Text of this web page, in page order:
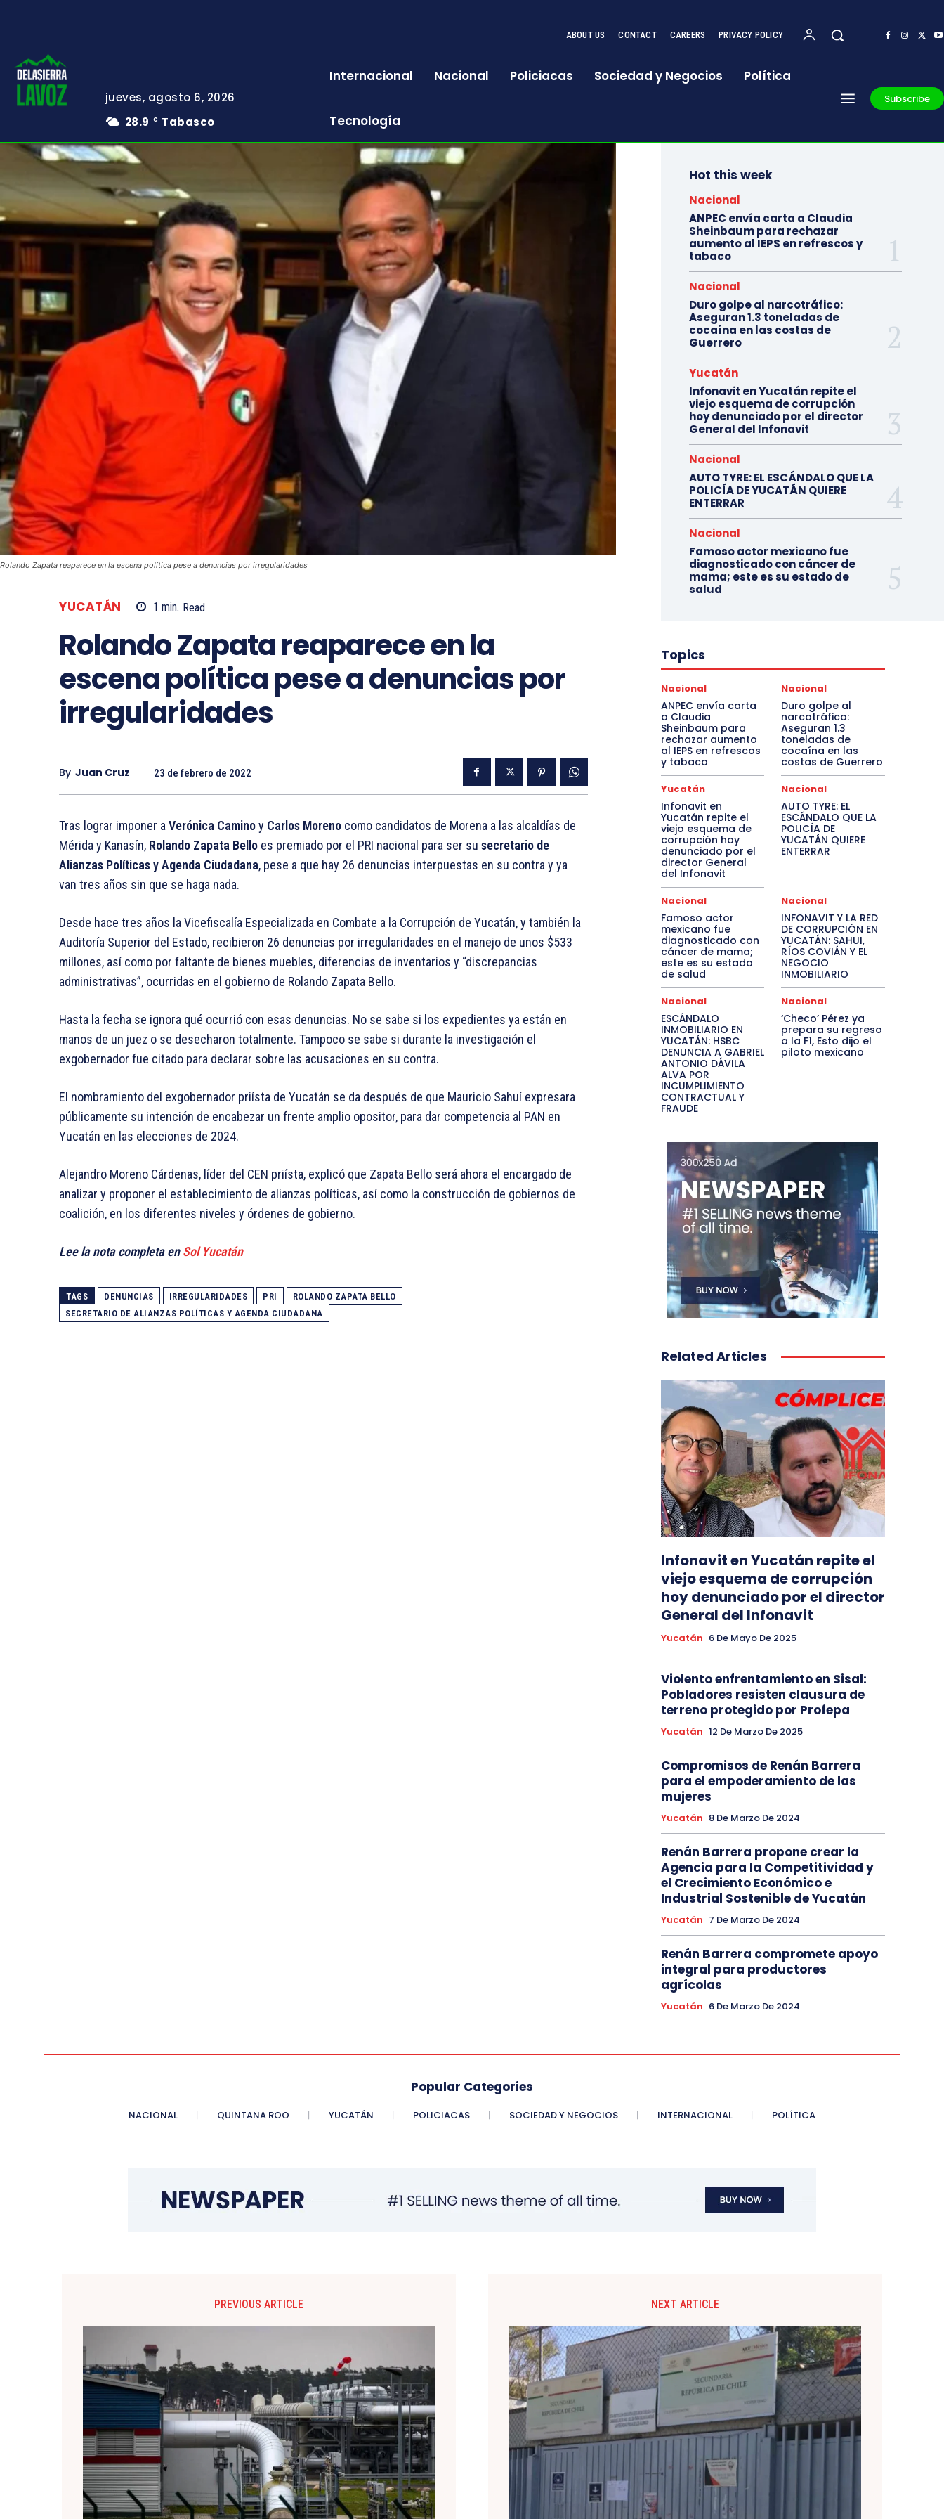
jueves, agosto 6, 2026
28.9
C Tabasco
ABOUT US CONTACT CAREERS PRIVACY POLICY
Internacional Nacional Policiacas Sociedad y Negocios Política
Tecnología
Subscribe
Rolando Zapata reaparece en la escena política pese a denuncias por irregularidades
YUCATÁN 1 min. Read
Rolando Zapata reaparece en la
escena política pese a denuncias por
irregularidades
By Juan Cruz 23 de febrero de 2022
Tras lograr imponer a Verónica Caminoy Carlos Moreno como candidatos de Morena a las alcaldías de
Mérida y Kanasín, Rolando Zapata Bello es premiado por el PRI nacional para ser su secretario de
Alianzas Políticas y Agenda Ciudadana, pese a que hay 26 denuncias interpuestas en su contra y ya
van tres años sin que se haga nada.
Desde hace tres años la Vicefiscalía Especializada en Combate a la Corrupción de Yucatán, y también la
Auditoría Superior del Estado, recibieron 26 denuncias por irregularidades en el manejo de unos $533
millones, así como por faltante de bienes muebles, diferencias de inventarios y “discrepancias
administrativas”, ocurridas en el gobierno de Rolando Zapata Bello.
Hasta la fecha se ignora qué ocurrió con esas denuncias. No se sabe si los expedientes ya están en
manos de un juez o se desecharon totalmente. Tampoco se sabe si durante la investigación el
exgobernador fue citado para declarar sobre las acusaciones en su contra.
El nombramiento del exgobernador priísta de Yucatán se da después de que Mauricio Sahuí expresara
públicamente su intención de encabezar un frente amplio opositor, para dar competencia al PAN en
Yucatán en las elecciones de 2024.
Alejandro Moreno Cárdenas, líder del CEN priísta, explicó que Zapata Bello será ahora el encargado de
analizar y proponer el establecimiento de alianzas políticas, así como la construcción de gobiernos de
coalición, en los diferentes niveles y órdenes de gobierno.
Lee la nota completa enSol Yucatán
TAGS DENUNCIAS IRREGULARIDADES PRI
ROLANDO ZAPATA BELLO
SECRETARIO DE ALIANZAS POLÍTICAS Y AGENDA CIUDADANA
Hot this week
Nacional
ANPEC envía carta a Claudia
Sheinbaum para rechazar
aumento al IEPS en refrescos y
tabaco
Nacional
Duro golpe al narcotráfico:
Aseguran 1.3 toneladas de
cocaína en las costas de
Guerrero
Yucatán
Infonavit en Yucatán repite el
viejo esquema de corrupción
hoy denunciado por el director
General del Infonavit
Nacional
AUTO TYRE: EL ESCÁNDALO QUE LA
POLICÍA DE YUCATÁN QUIERE
ENTERRAR
Nacional
Famoso actor mexicano fue
diagnosticado con cáncer de
mama; este es su estado de
salud
Topics
Nacional
ANPEC envía carta
a Claudia
Sheinbaum para
rechazar aumento
al IEPS en refrescos
y tabaco
Nacional
Duro golpe al
narcotráfico:
Aseguran 1.3
toneladas de
cocaína en las
costas de Guerrero
Yucatán
Infonavit en
Yucatán repite el
viejo esquema de
corrupción hoy
denunciado por el
director General
del Infonavit
Nacional
AUTO TYRE: EL
ESCÁNDALO QUE LA
POLICÍA DE
YUCATÁN QUIERE
ENTERRAR
Nacional
Famoso actor
mexicano fue
diagnosticado con
cáncer de mama;
este es su estado
de salud
Nacional
INFONAVIT Y LA RED
DE CORRUPCIÓN EN
YUCATÁN: SAHUI,
RÍOS COVIÁN Y EL
NEGOCIO
INMOBILIARIO
Nacional
ESCÁNDALO
INMOBILIARIO EN
YUCATÁN: HSBC
DENUNCIA A GABRIEL
ANTONIO DÁVILA
ALVA POR
INCUMPLIMIENTO
CONTRACTUAL Y
FRAUDE
Nacional
‘Checo’ Pérez ya
prepara su regreso
a la F1, Esto dijo el
piloto mexicano
Related Articles
Infonavit en Yucatán repite el
viejo esquema de corrupción
hoy denunciado por el director
General del Infonavit
Yucatán 6 De Mayo De 2025
Violento enfrentamiento en Sisal:
Pobladores resisten clausura de
terreno protegido por Profepa
Yucatán 12 De Marzo De 2025
Compromisos de Renán Barrera
para el empoderamiento de las
mujeres
Yucatán 8 De Marzo De 2024
Renán Barrera propone crear la
Agencia para la Competitividad y
el Crecimiento Económico e
Industrial Sostenible de Yucatán
Yucatán 7 De Marzo De 2024
Renán Barrera compromete apoyo
integral para productores
agrícolas
Yucatán 6 De Marzo De 2024
Popular Categories
NACIONAL QUINTANA ROO YUCATÁN POLICIACAS SOCIEDAD Y NEGOCIOS INTERNACIONAL POLÍTICA
PREVIOUS ARTICLE NEXT ARTICLE